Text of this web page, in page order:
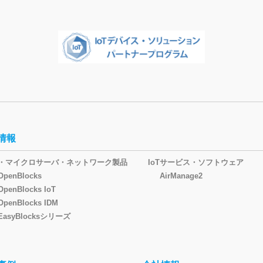
報
マイクロサーバ・ネットワーク製品
IoT
IDM
シリーズ
IoTサービス・ソフトウェア
AirManage2